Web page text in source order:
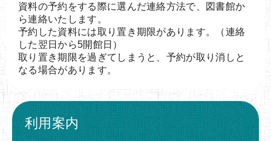
資料の予約をする際に選んだ連絡方法で、図書館か
ら連絡いたします。
予約した資料には取り置き期限があります。（連絡
した翌日から5開館日）
取り置き期限を過ぎてしまうと、予約が取り消しと
なる場合があります。
利用案内